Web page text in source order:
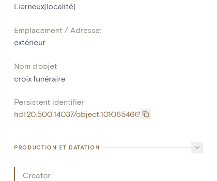
Lierneux[localité]
Emplacement / Adresse:
extérieur
Nom d'objet
croix funéraire
Persistent identifier
hdl:20.500.14037/object.10106546
PRODUCTION ET DATATION
Creator